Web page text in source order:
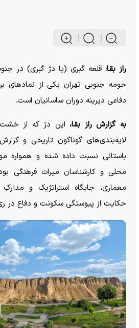
راز بقا: قلعه گبری (یا دژ گبری) در
حومه جنوبی تهران یکی از نماد‌های
دفاعی دیرینه دوران ساسانیان است.
به گزارش راز بقا، این دژ که از
لایه‌بندی‌های گوناگون تاریخی و
باستانی نسبت داده شده و همواره
محلی و کارشناسان میراث فرهنگی
معماری، جایگاه استراتژیک و
حکایت از پیوستگی سکونت و دفاع در ری